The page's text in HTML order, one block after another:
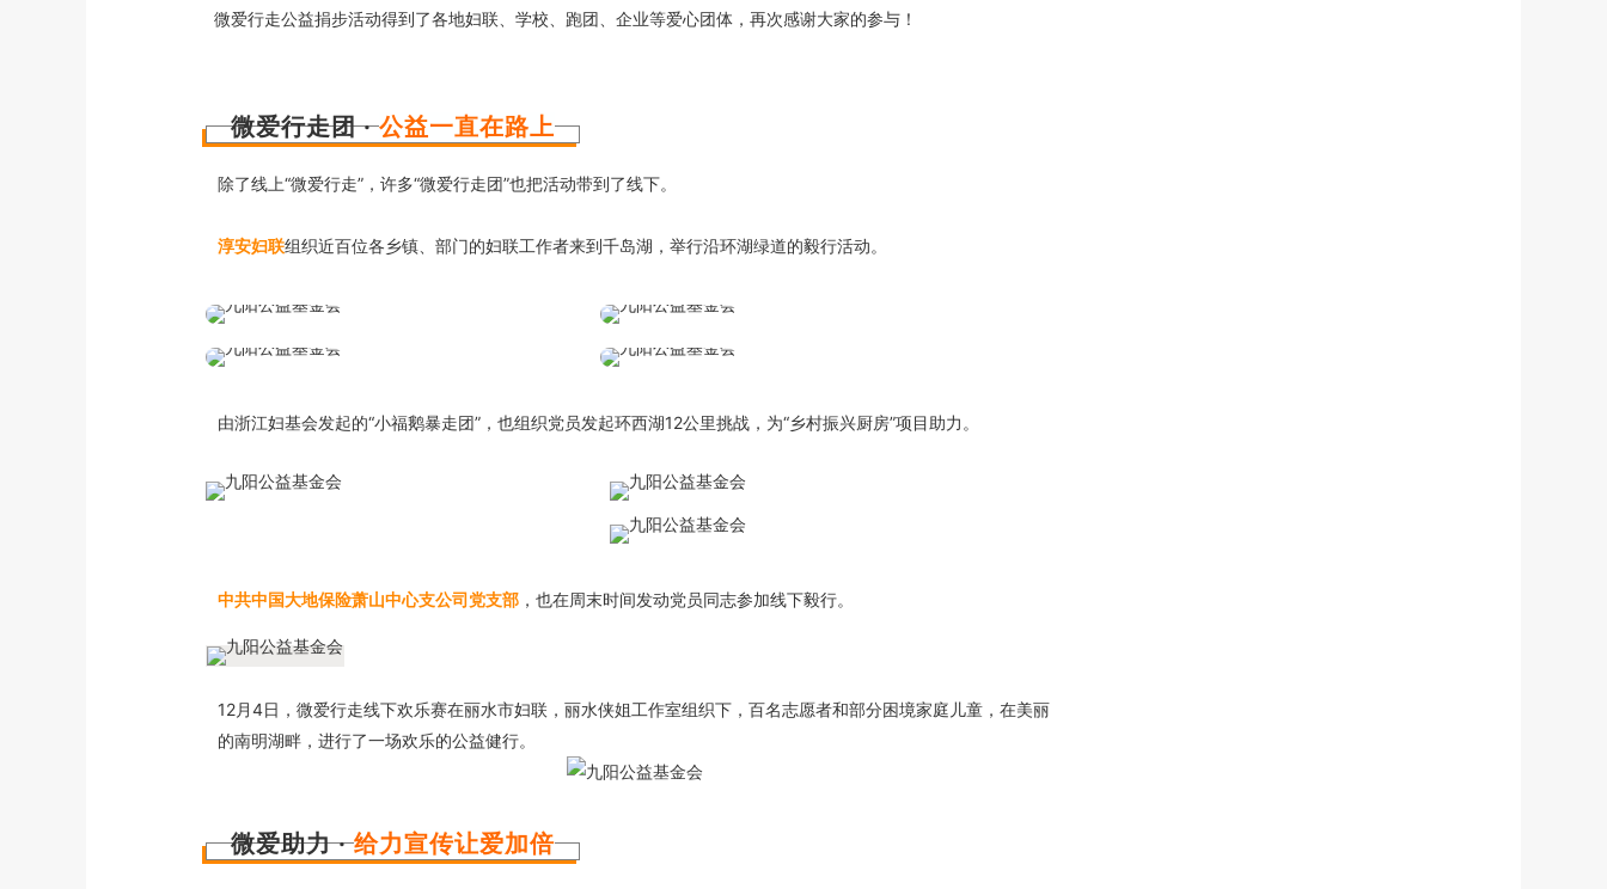
微爱行走公益捐步活动得到了各地妇联、学校、跑团、企业等爱心团体，再次感谢大家的参与！
微爱行走团 ·公益一直在路上
除了线上“微爱行走”，许多“微爱行走团”也把活动带到了线下。
淳安妇联组织近百位各乡镇、部门的妇联工作者来到千岛湖，举行沿环湖绿道的毅行活动。
由浙江妇基会发起的“小福鹅暴走团”，也组织党员发起环西湖12公里挑战，为“乡村振兴厨房”项目助力。
中共中国大地保险萧山中心支公司党支部 ，也在周末时间发动党员同志参加线下毅行。
12月4日，微爱行走线下欢乐赛在丽水市妇联，丽水侠姐工作室组织下，百名志愿者和部分困境家庭儿童，在美丽
的南明湖畔，进行了一场欢乐的公益健行。
微爱助力 ·给力宣传让爱加倍